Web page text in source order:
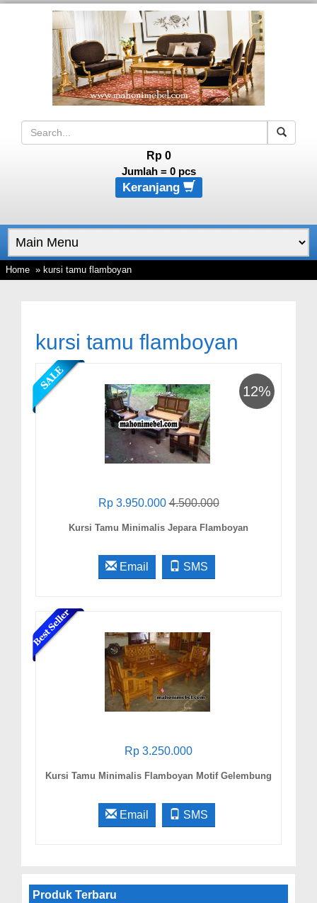
Rp 0
Jumlah = 0pcs
Keranjang
Home » kursi tamu flamboyan
kursi tamu flamboyan
12%
Rp 3.950.0004.500.000
Kursi Tamu Minimalis Jepara Flamboyan
Email SMS
Rp 3.250.000
Kursi Tamu Minimalis Flamboyan Motif Gelembung
Email SMS
Produk Terbaru